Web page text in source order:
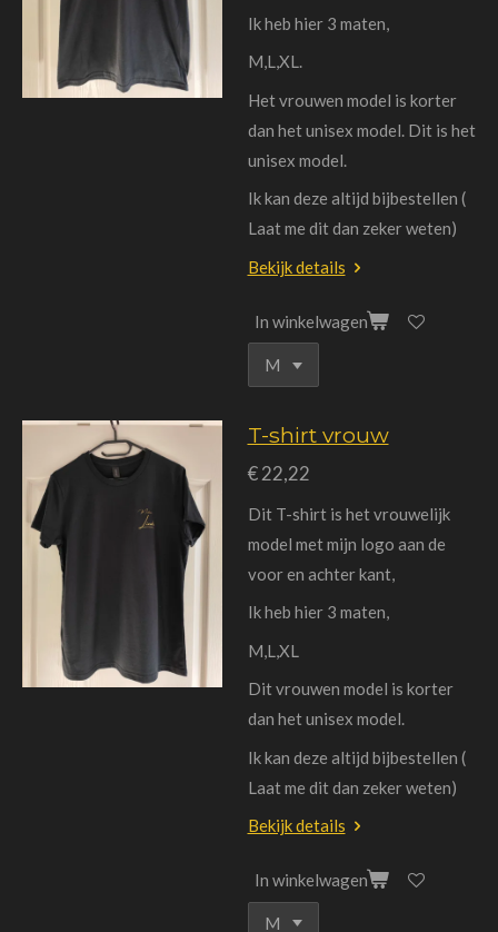
Ik heb hier 3 maten,
M,L,XL.
Het vrouwen model is korter
dan het unisex model. Dit is het
unisex model.
Ik kan deze altijd bijbestellen (
Laat me dit dan zeker weten)
Bekijk details
In winkelwagen
T-shirt vrouw
€ 22,22
Dit T-shirt is het vrouwelijk
model met mijn logo aan de
voor en achter kant,
Ik heb hier 3 maten,
M,L,XL
Dit vrouwen model is korter
dan het unisex model.
Ik kan deze altijd bijbestellen (
Laat me dit dan zeker weten)
Bekijk details
In winkelwagen